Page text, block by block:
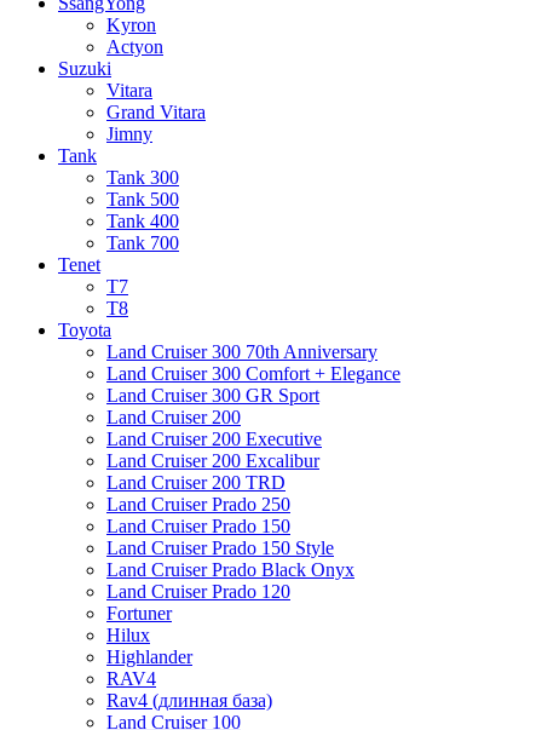
Kyron
Actyon
Suzuki
Vitara
Grand Vitara
Jimny
Tank
Tank 300
Tank 500
Tank 400
Tank 700
Tenet
T7
T8
Toyota
Land Cruiser 300 70th Anniversary
Land Cruiser 300 Comfort + Elegance
Land Cruiser 300 GR Sport
Land Cruiser 200
Land Cruiser 200 Executive
Land Cruiser 200 Excalibur
Land Cruiser 200 TRD
Land Cruiser Prado 250
Land Cruiser Prado 150
Land Cruiser Prado 150 Style
Land Cruiser Prado Black Onyx
Land Cruiser Prado 120
Fortuner
Hilux
Highlander
RAV4
Rav4 (длинная база)
Land Cruiser 100